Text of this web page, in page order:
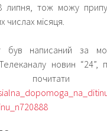
липня, тож можу
числах місяця.
написаний за
новин “24”,